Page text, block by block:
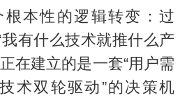
本性的逻辑转变：过
有什么技术就推什么产
在建立的是一套“用户需
术双轮驱动”的决策机